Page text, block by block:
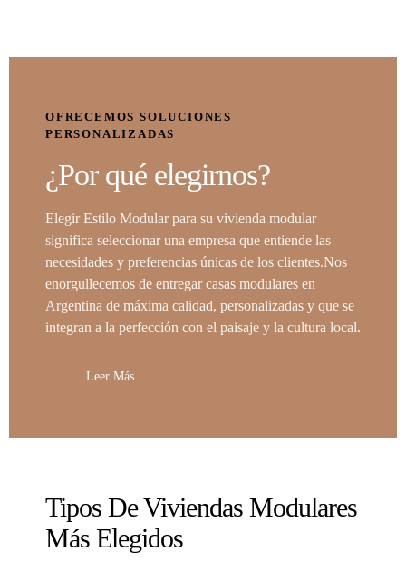
OFRECEMOS SOLUCIONES
PERSONALIZADAS
¿Por qué elegirnos?
Elegir Estilo Modular para su vivienda modular
significa seleccionar una empresa que entiende las
necesidades y preferencias únicas de los clientes.Nos
enorgullecemos de entregar casas modulares en
Argentina de máxima calidad, personalizadas y que se
integran a la perfección con el paisaje y la cultura local.
Leer Más
Tipos De Viviendas Modulares
Más Elegidos